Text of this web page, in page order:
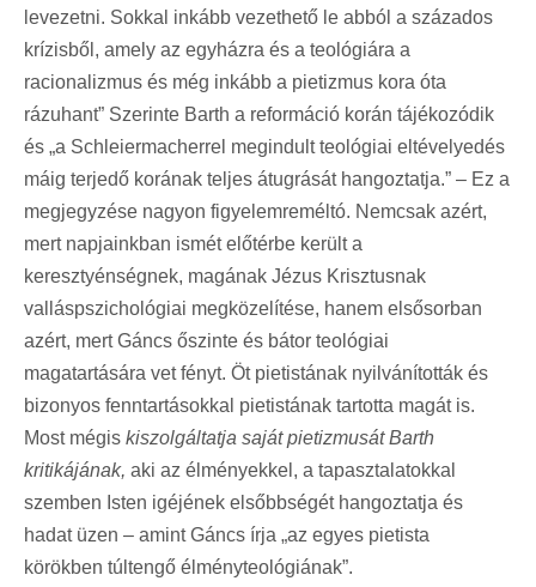
levezetni. Sokkal inkább vezethető le abból a százados
krízisből, amely az egyházra és a teológiára a
racionalizmus és még inkább a pietizmus kora óta
rázuhant” Szerinte Barth a reformáció korán tájékozódik
és „a Schleiermacherrel megindult teológiai eltévelyedés
máig terjedő korának teljes átugrását hangoztatja.” – Ez a
megjegyzése nagyon figyelemreméltó. Nemcsak azért,
mert napjainkban ismét előtérbe került a
keresztyénségnek, magának Jézus Krisztusnak
valláspszichológiai megközelítése, hanem elsősorban
azért, mert Gáncs őszinte és bátor teológiai
magatartására vet fényt. Öt pietistának nyilvánították és
bizonyos fenntartásokkal pietistának tartotta magát is.
Most mégis kiszolgáltatja saját pietizmusát Barth
kritikájának, aki az élményekkel, a tapasztalatokkal
szemben Isten igéjének elsőbbségét hangoztatja és
hadat üzen – amint Gáncs írja „az egyes pietista
körökben túltengő élményteológiának”.